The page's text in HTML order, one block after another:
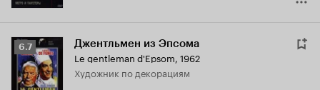
Рейтинг
Кинопоиска
6.7
6.7 Джентльмен из Эпсома
Le gentleman d'Epsom, 1962
Художник по декорациям